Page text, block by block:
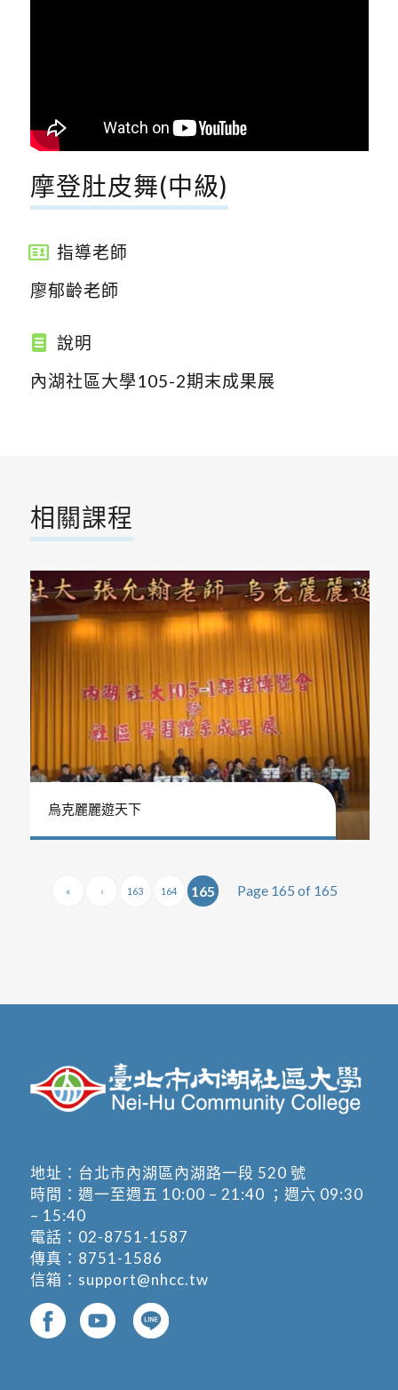
摩登肚皮舞(中級)
指導老師
廖郁齡老師
說明
內湖社區大學105-2期末成果展
相關課程
烏克麗麗遊天下
Page 165 of 165
« ‹ 163 164 165
地址： 台北市內湖區內湖路一段 520 號
時間：週一至週五 10:00 – 21:40 ；週六 09:30
– 15:40
電話： 02-8751-1587
傳真：8751-1586
信箱： support@nhcc.tw